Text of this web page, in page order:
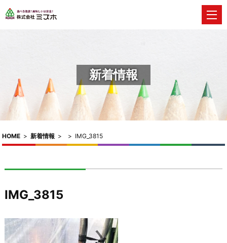
新着情報
HOME > 新着情報 > > IMG_3815
IMG_3815